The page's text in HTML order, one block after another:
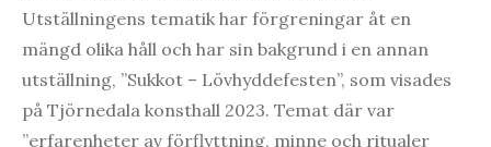
Utställningens tematik har förgreningar åt en
mängd olika håll och har sin bakgrund i en annan
utställning, ”Sukkot – Lövhyddefesten”, som visades
på Tjörnedala konsthall 2023. Temat där var
”erfarenheter av förflyttning, minne och ritualer